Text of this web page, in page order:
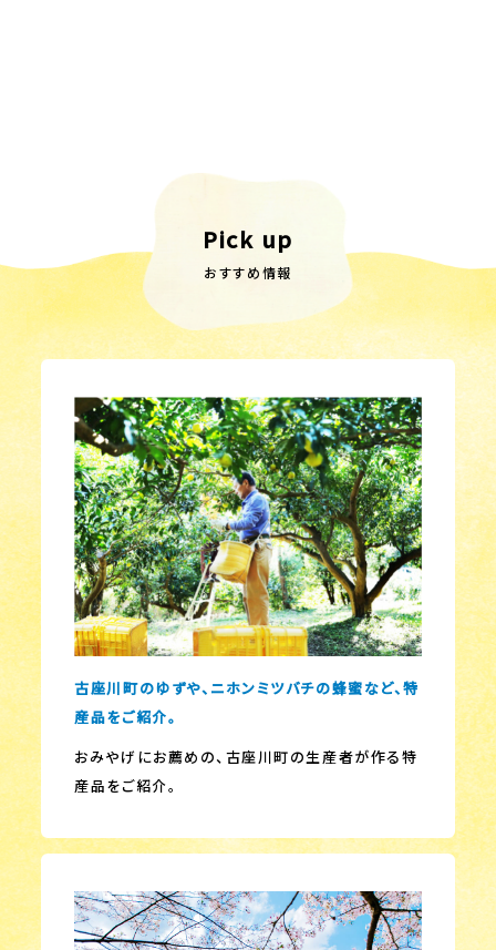
Pick up
おすすめ情報
古座川町のゆずや、ニホンミツバチの蜂蜜など、特
産品をご紹介。
おみやげにお薦めの、古座川町の生産者が作る特
産品をご紹介。